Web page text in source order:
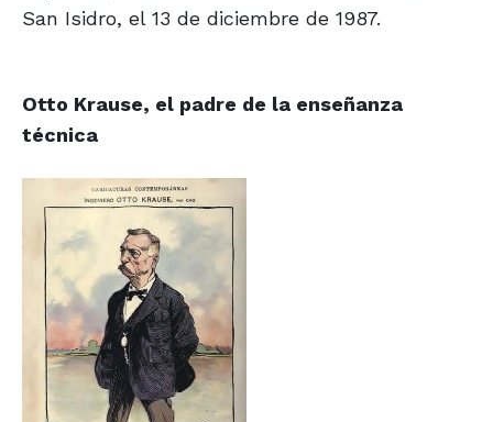
San Isidro, el 13 de diciembre de 1987.
Otto Krause, el padre de la enseñanza
técnica